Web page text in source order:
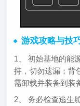
游戏攻略与技
1、 初始基地的能
持，切勿遗漏；背
需卸载并装备到装
2、 务必检查逃生